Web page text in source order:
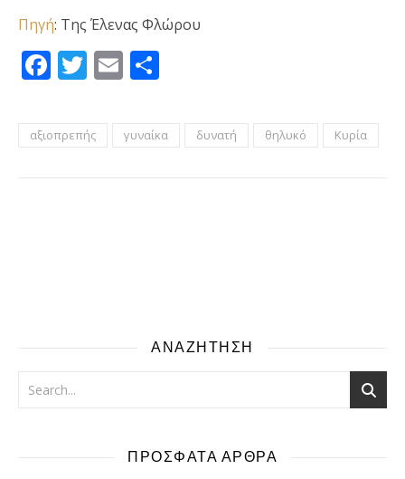
Πηγή: Της Έλενας Φλώρου
Facebook
Twitter
Email
αξιοπρεπής γυναίκα δυνατή θηλυκό Κυρία
ΑΝΑΖΗΤΗΣΗ
ΠΡΟΣΦΑΤΑ ΑΡΘΡΑ